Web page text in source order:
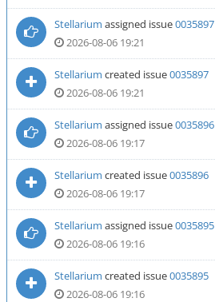
Stellarium assigned issue0035897
2026-08-06 19:21
Stellarium created issue0035897
2026-08-06 19:21
Stellarium assigned issue0035896
2026-08-06 19:17
Stellarium created issue0035896
2026-08-06 19:17
Stellarium assigned issue0035895
2026-08-06 19:16
Stellarium created issue0035895
2026-08-06 19:16